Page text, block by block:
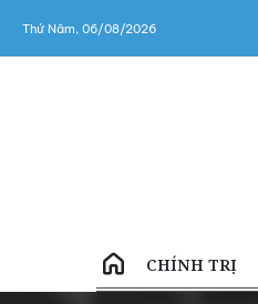
Thứ Năm, 06/08/2026
CHÍNH TRỊ